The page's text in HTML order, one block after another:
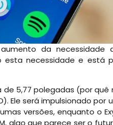
da necessidade
necessidade e está
5,77 polegadas (por quê
Ele será impulsionado por
versões, enquanto o
algo que parece ser o